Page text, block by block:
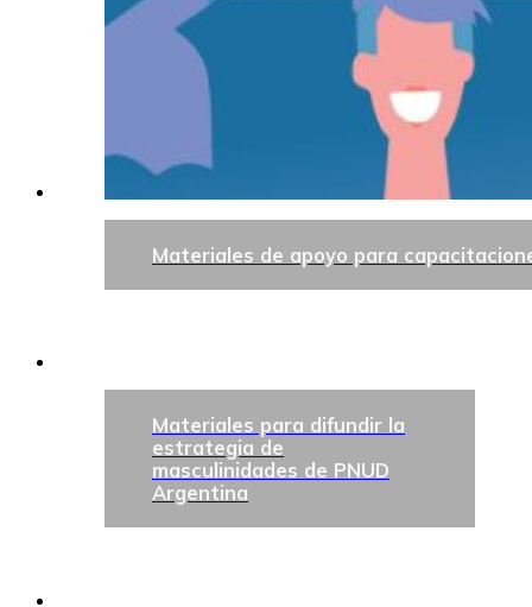
Materiales de apoyo para
Materiales para difundir la
estrategia de
masculinidades de PNUD
Argentina